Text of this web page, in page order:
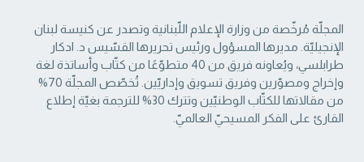
المجلّة مُرخّصة من وزارة الإعلام اللّبنانية وتصدر عن كنيسة لبنان
الإنجيليّة. مديرها المسؤول ‏ورئيس تحريرها القسّيس د. ادكار
طرابلسي، ويُعاونه فريق من 40 متطوّعًا من كتّاب وأساتذة لغة
‏وإخراج ومصوّرين وفريق تسويق وإداريّين. تُخصّص المجلّة 70%
من مقالاتها للكتّاب الوطنيّين ‏وتترك 30% للترجمة بغيّة إطلاع
القارئ على الفكر المسيحيّ العالميّ.‏